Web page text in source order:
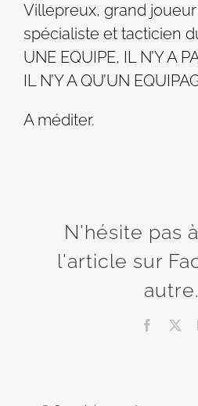
Villepreux, grand
spécialiste et tacticien
UNE EQUIPE, IL N’Y A
IL N’Y A QU’UN
A méditer.
N'hésite pas
l'article sur